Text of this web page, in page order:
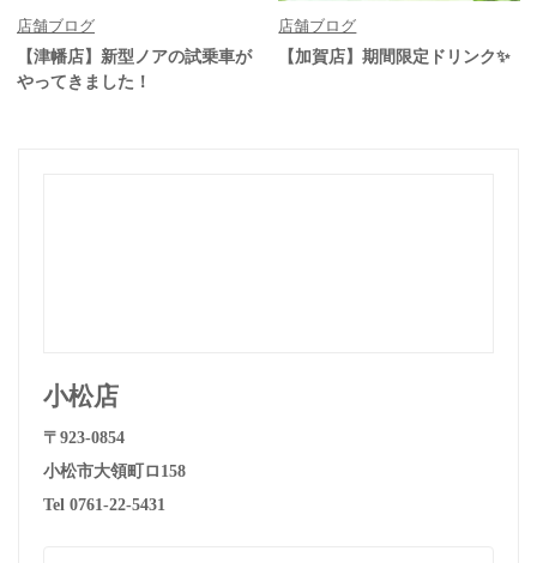
店舗ブログ
【津幡店】新型ノアの試乗車が
やってきました！
店舗ブログ
【加賀店】期間限定ドリンク✨
小松店
〒923-0854
小松市大領町ロ158
Tel 0761-22-5431